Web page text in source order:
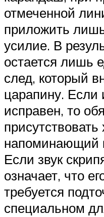
отмеченной
приложить
усилие. В
остается лишь
след, который
царапину. Если
исправен, то
напоминающий
Если звук
означает, что
требуется
специальном